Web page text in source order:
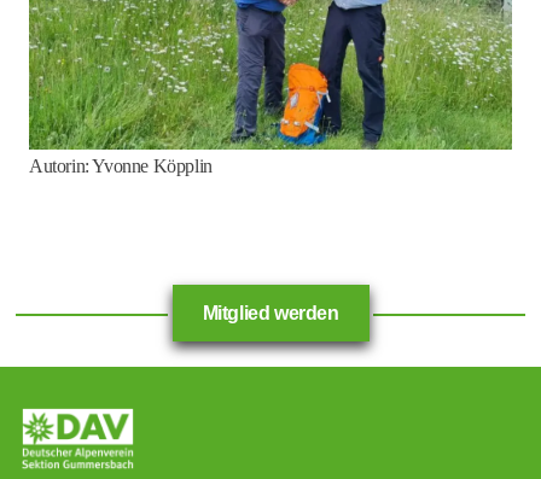
Autorin: Yvonne Köpplin
Mitglied werden